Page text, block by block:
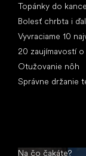
Topánky do
Bolesť chrbta i
Vyvraciame 10
20 zaujímavostí
Otužovanie nôh
Správne držanie
Na čo čakáte?